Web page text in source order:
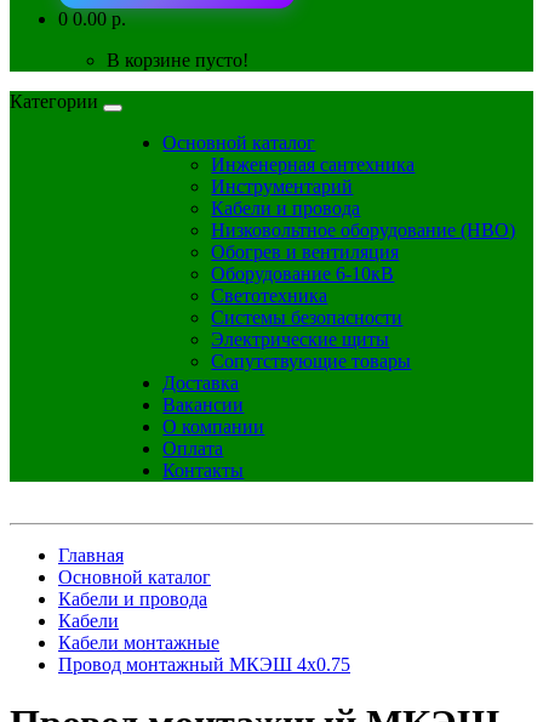
00.00 р.
В корзине пусто!
Категории
Основной каталог
Инженерная сантехника
Инструментарий
Кабели и провода
Низковольтное оборудование (НВО)
Обогрев и вентиляция
Оборудование 6-10кВ
Светотехника
Системы безопасности
Электрические щиты
Сопутствующие товары
Доставка
Вакансии
О компании
Оплата
Контакты
Главная
Основной каталог
Кабели и провода
Кабели
Кабели монтажные
Провод монтажный МКЭШ 4х0.75